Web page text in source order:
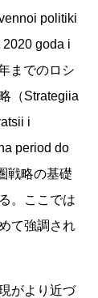
politiki
goda i
までのロシ
（Strategiia
i
period do
戦略の基礎
。ここでは
て強調され
がより近づ